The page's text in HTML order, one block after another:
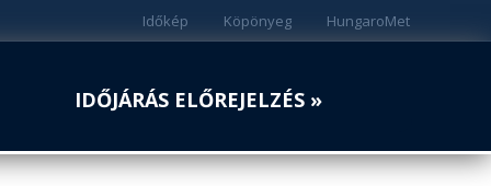
HungaroMet
Köpönyeg
Időkép
IDŐJÁRÁS ELŐREJELZÉS »